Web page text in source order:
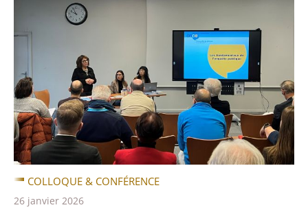
COLLOQUE & CONFÉRENCE
26 janvier 2026